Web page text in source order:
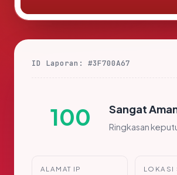
ID Laporan: #3F700A67
100 Sangat
Ringkasan
ALAMAT IP LOKASI